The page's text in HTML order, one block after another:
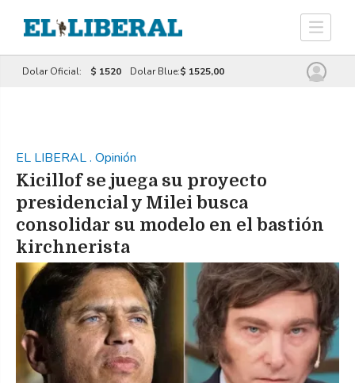
Dolar Oficial: $ 1520 Dolar Blue:$ 1525,00
EL LIBERAL. Opinión
Kicillof se juega su proyecto
presidencial y Milei busca
consolidar su modelo en el bastión
kirchnerista